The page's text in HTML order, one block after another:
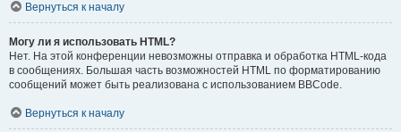
Вернуться к началу
Могу ли я использовать HTML?
Нет. На этой конференции невозможны отправка и обработка HTML-кода
в сообщениях. Большая часть возможностей HTML по форматированию
сообщений может быть реализована с использованием BBCode.
Вернуться к началу